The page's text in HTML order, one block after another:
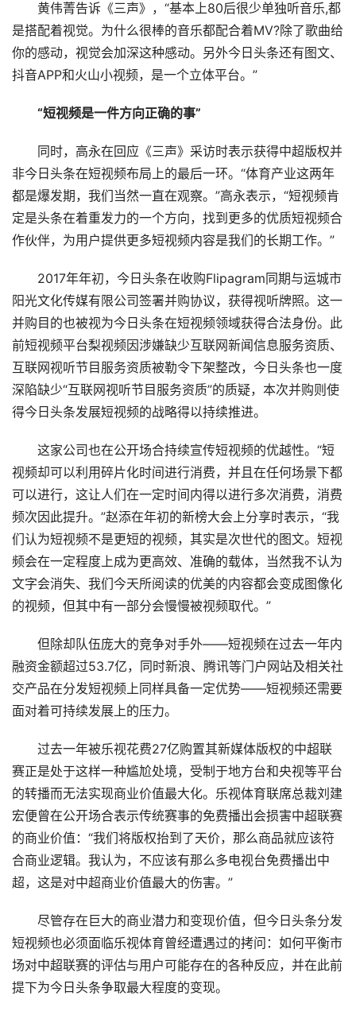
黄伟菁告诉《三声》，“基本上80后很少单独听音乐,都
是搭配着视觉。为什么很棒的音乐都配合着MV?除了歌曲给
你的感动，视觉会加深这种感动。另外今日头条还有图文、
抖音APP和火山小视频，是一个立体平台。”
“短视频是一件方向正确的事”
同时，高永在回应《三声》采访时表示获得中超版权并
非今日头条在短视频布局上的最后一环。“体育产业这两年
都是爆发期，我们当然一直在观察。”高永表示，“短视频肯
定是头条在着重发力的一个方向，找到更多的优质短视频合
作伙伴，为用户提供更多短视频内容是我们的长期工作。”
2017年年初，今日头条在收购Flipagram同期与运城市
阳光文化传媒有限公司签署并购协议，获得视听牌照。这一
并购目的也被视为今日头条在短视频领域获得合法身份。此
前短视频平台梨视频因涉嫌缺少互联网新闻信息服务资质、
互联网视听节目服务资质被勒令下架整改，今日头条也一度
深陷缺少“互联网视听节目服务资质”的质疑，本次并购则使
得今日头条发展短视频的战略得以持续推进。
这家公司也在公开场合持续宣传短视频的优越性。“短
视频却可以利用碎片化时间进行消费，并且在任何场景下都
可以进行，这让人们在一定时间内得以进行多次消费，消费
频次因此提升。”赵添在年初的新榜大会上分享时表示，“我
们认为短视频不是更短的视频，其实是次世代的图文。短视
频会在一定程度上成为更高效、准确的载体，当然我不认为
文字会消失、我们今天所阅读的优美的内容都会变成图像化
的视频，但其中有一部分会慢慢被视频取代。”
但除却队伍庞大的竞争对手外——短视频在过去一年内
融资金额超过53.7亿，同时新浪、腾讯等门户网站及相关社
交产品在分发短视频上同样具备一定优势——短视频还需要
面对着可持续发展上的压力。
过去一年被乐视花费27亿购置其新媒体版权的中超联
赛正是处于这样一种尴尬处境，受制于地方台和央视等平台
的转播而无法实现商业价值最大化。乐视体育联席总裁刘建
宏便曾在公开场合表示传统赛事的免费播出会损害中超联赛
的商业价值：“我们将版权抬到了天价，那么商品就应该符
合商业逻辑。我认为，不应该有那么多电视台免费播出中
超，这是对中超商业价值最大的伤害。”
尽管存在巨大的商业潜力和变现价值，但今日头条分发
短视频也必须面临乐视体育曾经遭遇过的拷问：如何平衡市
场对中超联赛的评估与用户可能存在的各种反应，并在此前
提下为今日头条争取最大程度的变现。